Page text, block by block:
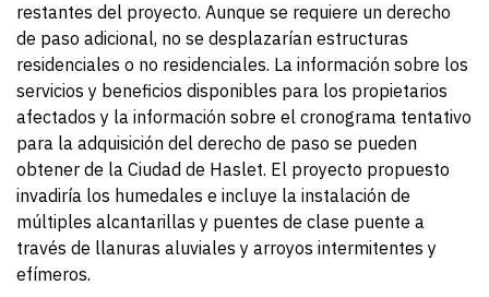
restantes del proyecto. Aunque se requiere un derecho
de paso adicional, no se desplazarían estructuras
residenciales o no residenciales. La información sobre los
servicios y beneficios disponibles para los propietarios
afectados y la información sobre el cronograma tentativo
para la adquisición del derecho de paso se pueden
obtener de la Ciudad de Haslet. El proyecto propuesto
invadiría los humedales e incluye la instalación de
múltiples alcantarillas y puentes de clase puente a
través de llanuras aluviales y arroyos intermitentes y
efímeros.